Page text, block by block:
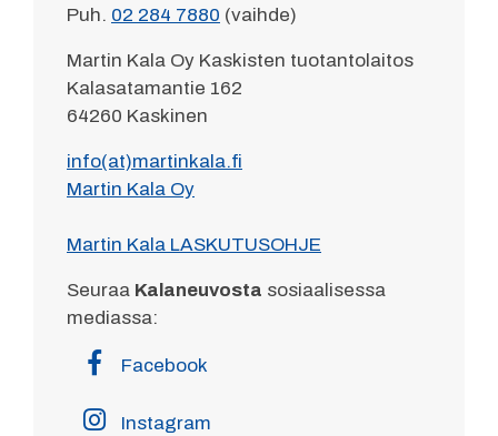
Puh. 02 284 7880 (vaihde)
Martin Kala Oy Kaskisten tuotantolaitos
Kalasatamantie 162
64260 Kaskinen
info(at)martinkala.fi
Martin Kala Oy
Martin Kala LASKUTUSOHJE
Seuraa Kalaneuvosta sosiaalisessa
mediassa:
Facebook
Instagram